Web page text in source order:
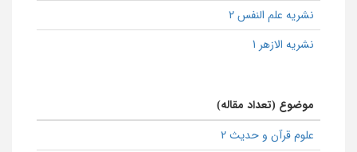
نشریه علم النفس 2
نشریه الازهر 1
موضوع (تعداد مقاله)
علوم قرآن و حدیث 2